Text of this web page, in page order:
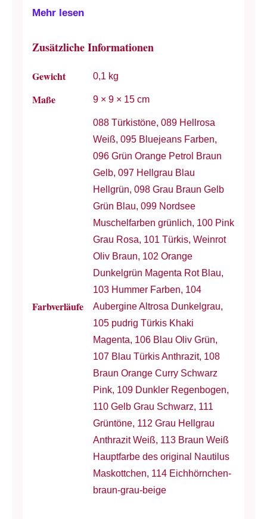
Mehr lesen
Zusätzliche Informationen
Gewicht 0,1 kg
Maße 9 × 9 × 15 cm
Farbverläufe
088 Türkistöne, 089 Hellrosa
Weiß, 095 Bluejeans Farben,
096 Grün Orange Petrol Braun
Gelb, 097 Hellgrau Blau
Hellgrün, 098 Grau Braun Gelb
Grün Blau, 099 Nordsee
Muschelfarben grünlich, 100 Pink
Grau Rosa, 101 Türkis, Weinrot
Oliv Braun, 102 Orange
Dunkelgrün Magenta Rot Blau,
103 Hummer Farben, 104
Aubergine Altrosa Dunkelgrau,
105 pudrig Türkis Khaki
Magenta, 106 Blau Oliv Grün,
107 Blau Türkis Anthrazit, 108
Braun Orange Curry Schwarz
Pink, 109 Dunkler Regenbogen,
110 Gelb Grau Schwarz, 111
Grüntöne, 112 Grau Hellgrau
Anthrazit Weiß, 113 Braun Weiß
Hauptfarbe des original Nautilus
Maskottchen, 114 Eichhörnchen-
braun-grau-beige